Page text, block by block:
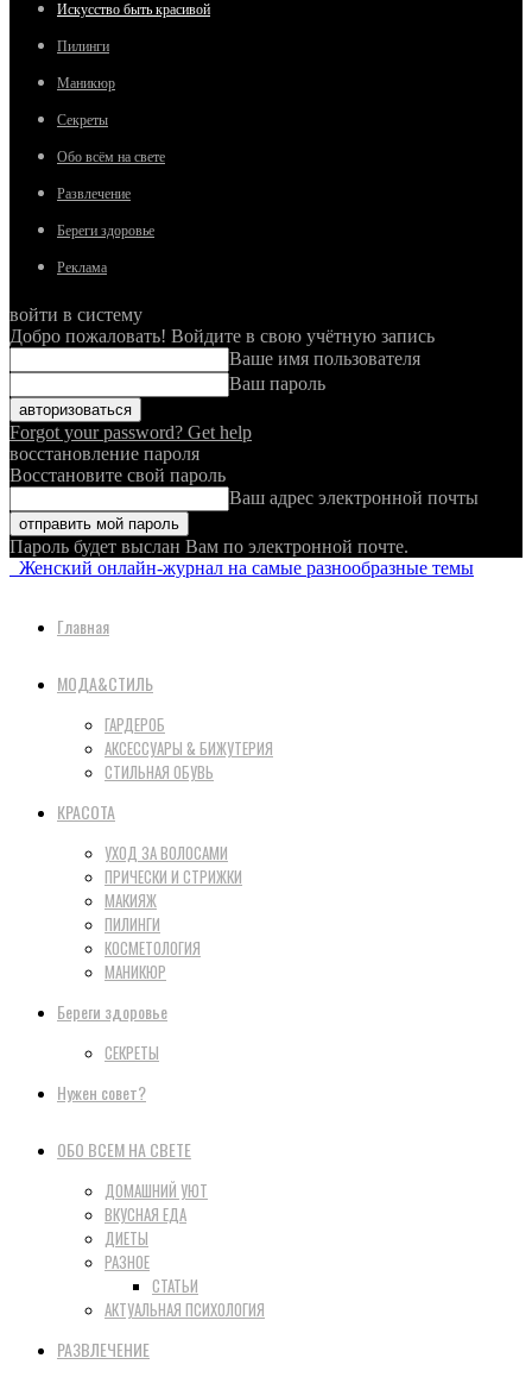
Искусство быть красивой
Пилинги
Маникюр
Секреты
Обо всём на свете
Развлечение
Береги здоровье
Реклама
войти в систему
Добро пожаловать! Войдите в свою учётную запись
Ваше имя пользователя
Ваш пароль
Forgot your password? Get help
восстановление пароля
Восстановите свой пароль
Ваш адрес электронной почты
Пароль будет выслан Вам по электронной почте.
Женский онлайн-журнал на самые разнообразные темы
Главная
МОДА&СТИЛЬ
ГАРДЕРОБ
АКСЕССУАРЫ & БИЖУТЕРИЯ
СТИЛЬНАЯ ОБУВЬ
КРАСОТА
УХОД ЗА ВОЛОСАМИ
ПРИЧЕСКИ И СТРИЖКИ
МАКИЯЖ
ПИЛИНГИ
КОСМЕТОЛОГИЯ
МАНИКЮР
Береги здоровье
СЕКРЕТЫ
Нужен совет?
ОБО ВСЕМ НА СВЕТЕ
ДОМАШНИЙ УЮТ
ВКУСНАЯ ЕДА
ДИЕТЫ
РАЗНОЕ
СТАТЬИ
АКТУАЛЬНАЯ ПСИХОЛОГИЯ
РАЗВЛЕЧЕНИЕ